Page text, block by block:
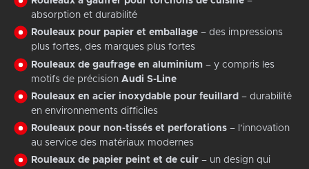
absorption et durabilité
Rouleaux pour papier et emballage – des impressions
plus fortes, des marques plus fortes
Rouleaux de gaufrage en aluminium – y compris les
motifs de précision Audi S-Line
Rouleaux en acier inoxydable pour feuillard – durabilité
en environnements difficiles
Rouleaux pour non-tissés et perforations – l’innovation
au service des matériaux modernes
Rouleaux de papier peint et de cuir – un design qui